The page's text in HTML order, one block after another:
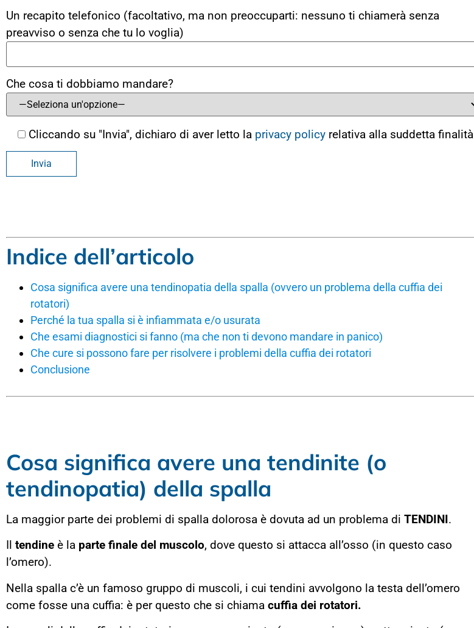
Un recapito telefonico (facoltativo, ma non preoccuparti: nessuno ti chiamerà senza
preavviso o senza che tu lo voglia)
Che cosa ti dobbiamo mandare?
Cliccando su "Invia", dichiaro di aver letto la privacy policy relativa alla suddetta finalità
Indice dell’articolo
Cosa significa avere una tendinopatia della spalla (ovvero un problema della cuffia dei
rotatori)
Perché la tua spalla si è infiammata e/o usurata
Che esami diagnostici si fanno (ma che non ti devono mandare in panico)
Che cure si possono fare per risolvere i problemi della cuffia dei rotatori
Conclusione
Cosa significa avere una tendinite (o
tendinopatia) della spalla
La maggior parte dei problemi di spalla dolorosa è dovuta ad un problema di TENDINI.
Il tendine è la parte finale del muscolo, dove questo si attacca all’osso (in questo caso
l’omero).
Nella spalla c’è un famoso gruppo di muscoli, i cui tendini avvolgono la testa dell’omero
come fosse una cuffia: è per questo che si chiama cuffia dei rotatori.